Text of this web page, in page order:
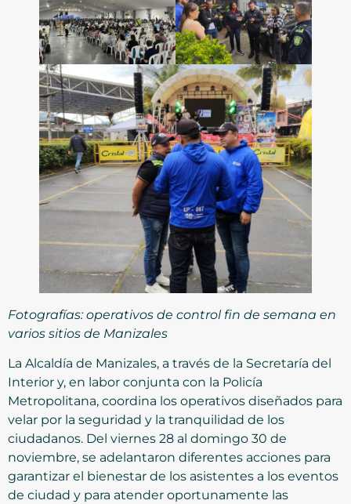
Fotografías: operativos de control fin de semana en
varios sitios de Manizales
La Alcaldía de Manizales, a través de la Secretaría del
Interior y, en labor conjunta con la Policía
Metropolitana, coordina los operativos diseñados para
velar por la seguridad y la tranquilidad de los
ciudadanos. Del viernes 28 al domingo 30 de
noviembre, se adelantaron diferentes acciones para
garantizar el bienestar de los asistentes a los eventos
de ciudad y para atender oportunamente las